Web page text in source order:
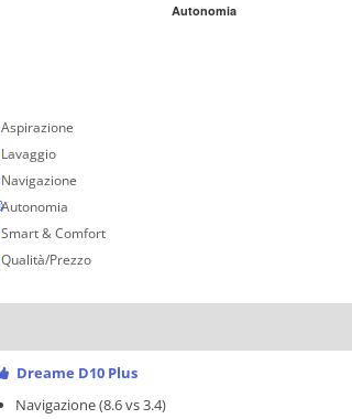
Aspirazione
Lavaggio
Navigazione
Autonomia
Smart & Comfort
Qualità/Prezzo
Dreame D10 Plus
Navigazione (8.6 vs 3.4)